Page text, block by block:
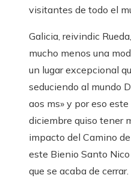
visitantes de todo el
Galicia, reivindic
mucho menos una
un lugar excepcional
seduciendo al mundo
aos ms» y por eso
diciembre quiso tener
impacto del Camino
este Bienio Santo
que se acaba de cerrar.